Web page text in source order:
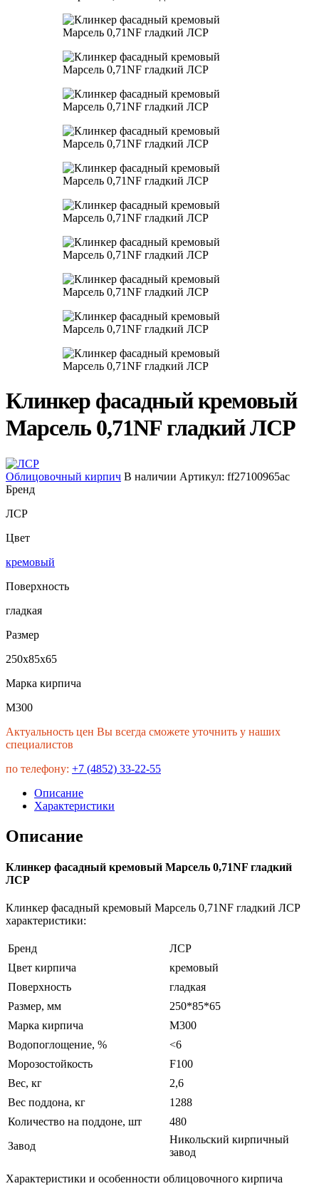
Клинкер фасадный кремовый
Марсель 0,71NF гладкий ЛСР
Облицовочный кирпич В наличии Артикул: ff27100965ac
Бренд
ЛСР
Цвет
кремовый
Поверхность
гладкая
Размер
250х85х65
Марка кирпича
М300
Актуальность цен Вы всегда сможете уточнить у наших
специалистов
по телефону: +7 (4852) 33-22-55
Описание
Характеристики
Описание
Клинкер фасадный кремовый Марсель 0,71NF гладкий
ЛСР
Клинкер фасадный кремовый Марсель 0,71NF гладкий ЛСР
характеристики:
Бренд
ЛСР
Цвет кирпича
кремовый
Поверхность
гладкая
Размер, мм
250*85*65
Марка кирпича
М300
Водопоглощение, %
<6
Морозостойкость
F100
Вес, кг
2,6
Вес поддона, кг
1288
Количество на поддоне, шт
480
Завод
Никольский кирпичный
завод
Характеристики и особенности облицовочного кирпича